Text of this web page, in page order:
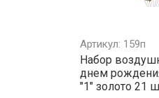
Артикул: 159п
Набор
днем
"1" золото 21